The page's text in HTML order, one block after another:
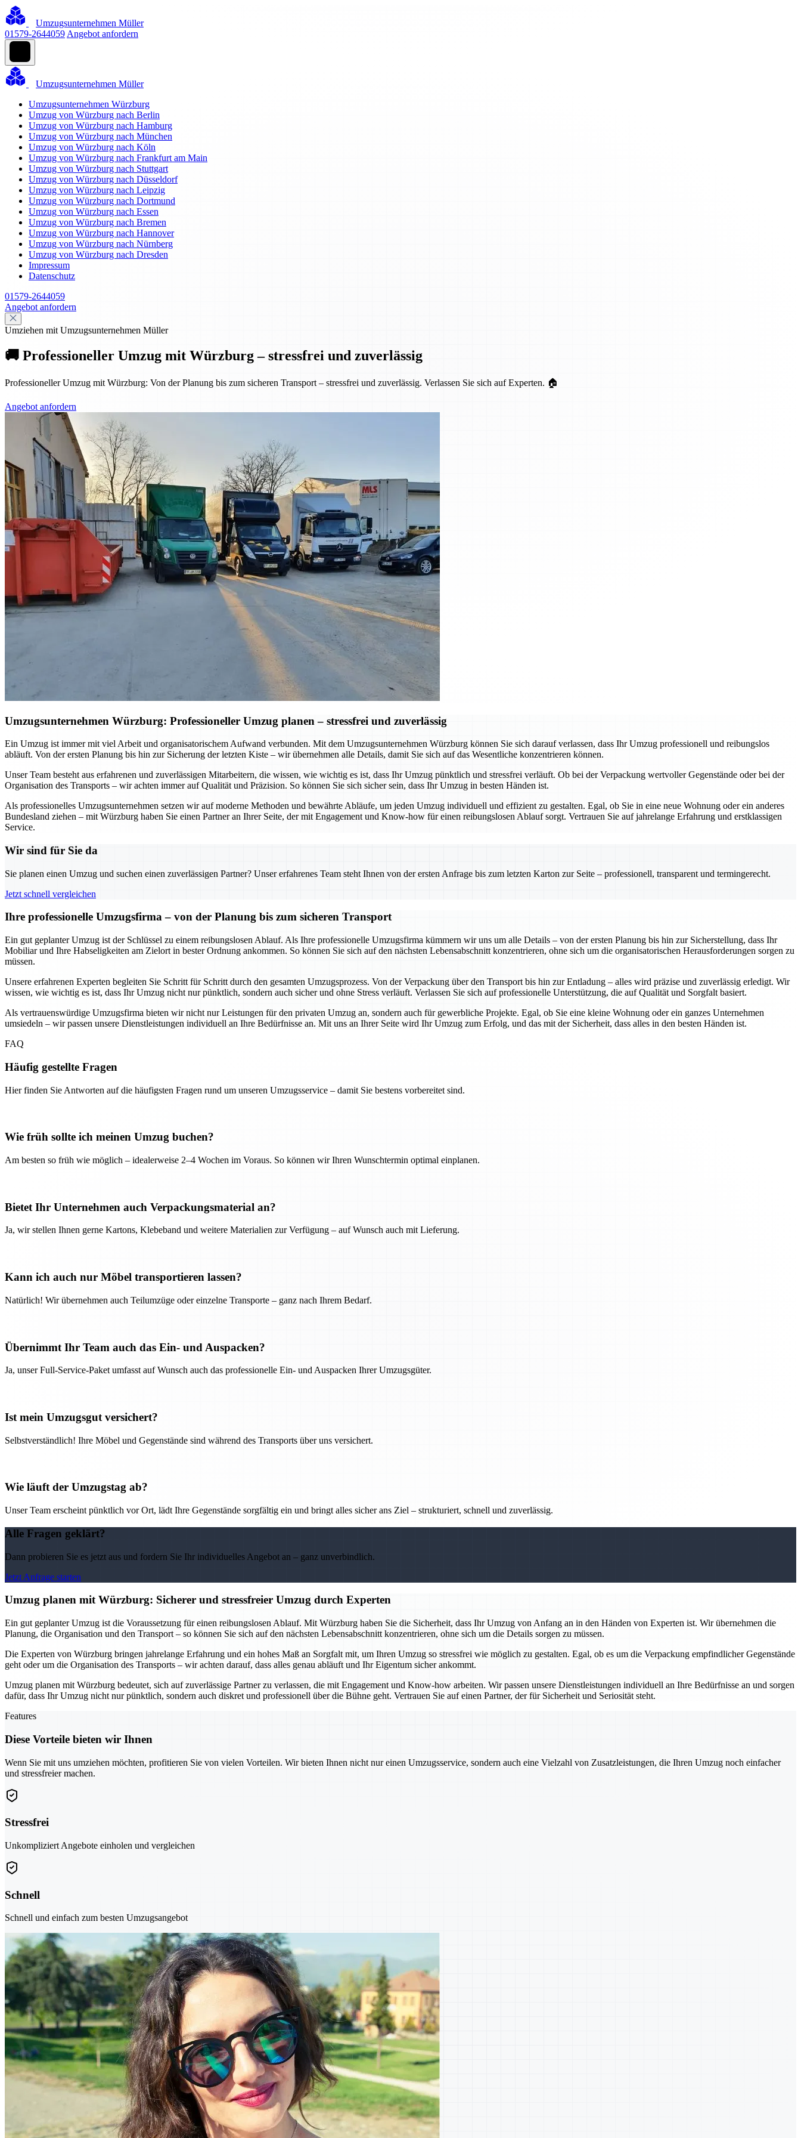
Umzugsunternehmen Müller
01579-2644059 Angebot anfordern
Umzugsunternehmen Müller
Umzugsunternehmen Würzburg
Umzug von Würzburg nach Berlin
Umzug von Würzburg nach Hamburg
Umzug von Würzburg nach München
Umzug von Würzburg nach Köln
Umzug von Würzburg nach Frankfurt am Main
Umzug von Würzburg nach Stuttgart
Umzug von Würzburg nach Düsseldorf
Umzug von Würzburg nach Leipzig
Umzug von Würzburg nach Dortmund
Umzug von Würzburg nach Essen
Umzug von Würzburg nach Bremen
Umzug von Würzburg nach Hannover
Umzug von Würzburg nach Nürnberg
Umzug von Würzburg nach Dresden
Impressum
Datenschutz
01579-2644059
Angebot anfordern
Umziehen mit Umzugsunternehmen Müller
🚚 Professioneller Umzug mit Würzburg – stressfrei und zuverlässig
Professioneller Umzug mit Würzburg: Von der Planung bis zum sicheren Transport – stressfrei und zuverlässig. Verlassen Sie sich auf Experten. 🏠
Angebot anfordern
Umzugsunternehmen Würzburg: Professioneller Umzug planen – stressfrei und zuverlässig
Ein Umzug ist immer mit viel Arbeit und organisatorischem Aufwand verbunden. Mit dem Umzugsunternehmen Würzburg können Sie sich darauf verlassen, dass Ihr Umzug professionell und reibungslos
abläuft. Von der ersten Planung bis hin zur Sicherung der letzten Kiste – wir übernehmen alle Details, damit Sie sich auf das Wesentliche konzentrieren können.
Unser Team besteht aus erfahrenen und zuverlässigen Mitarbeitern, die wissen, wie wichtig es ist, dass Ihr Umzug pünktlich und stressfrei verläuft. Ob bei der Verpackung wertvoller Gegenstände oder bei der
Organisation des Transports – wir achten immer auf Qualität und Präzision. So können Sie sich sicher sein, dass Ihr Umzug in besten Händen ist.
Als professionelles Umzugsunternehmen setzen wir auf moderne Methoden und bewährte Abläufe, um jeden Umzug individuell und effizient zu gestalten. Egal, ob Sie in eine neue Wohnung oder ein anderes
Bundesland ziehen – mit Würzburg haben Sie einen Partner an Ihrer Seite, der mit Engagement und Know-how für einen reibungslosen Ablauf sorgt. Vertrauen Sie auf jahrelange Erfahrung und erstklassigen
Service.
Wir sind für Sie da
Sie planen einen Umzug und suchen einen zuverlässigen Partner? Unser erfahrenes Team steht Ihnen von der ersten Anfrage bis zum letzten Karton zur Seite – professionell, transparent und termingerecht.
Jetzt schnell vergleichen
Ihre professionelle Umzugsfirma – von der Planung bis zum sicheren Transport
Ein gut geplanter Umzug ist der Schlüssel zu einem reibungslosen Ablauf. Als Ihre professionelle Umzugsfirma kümmern wir uns um alle Details – von der ersten Planung bis hin zur Sicherstellung, dass Ihr
Mobiliar und Ihre Habseligkeiten am Zielort in bester Ordnung ankommen. So können Sie sich auf den nächsten Lebensabschnitt konzentrieren, ohne sich um die organisatorischen Herausforderungen sorgen zu
müssen.
Unsere erfahrenen Experten begleiten Sie Schritt für Schritt durch den gesamten Umzugsprozess. Von der Verpackung über den Transport bis hin zur Entladung – alles wird präzise und zuverlässig erledigt. Wir
wissen, wie wichtig es ist, dass Ihr Umzug nicht nur pünktlich, sondern auch sicher und ohne Stress verläuft. Verlassen Sie sich auf professionelle Unterstützung, die auf Qualität und Sorgfalt basiert.
Als vertrauenswürdige Umzugsfirma bieten wir nicht nur Leistungen für den privaten Umzug an, sondern auch für gewerbliche Projekte. Egal, ob Sie eine kleine Wohnung oder ein ganzes Unternehmen
umsiedeln – wir passen unsere Dienstleistungen individuell an Ihre Bedürfnisse an. Mit uns an Ihrer Seite wird Ihr Umzug zum Erfolg, und das mit der Sicherheit, dass alles in den besten Händen ist.
FAQ
Häufig gestellte Fragen
Hier finden Sie Antworten auf die häufigsten Fragen rund um unseren Umzugsservice – damit Sie bestens vorbereitet sind.
Wie früh sollte ich meinen Umzug buchen?
Am besten so früh wie möglich – idealerweise 2–4 Wochen im Voraus. So können wir Ihren Wunschtermin optimal einplanen.
Bietet Ihr Unternehmen auch Verpackungsmaterial an?
Ja, wir stellen Ihnen gerne Kartons, Klebeband und weitere Materialien zur Verfügung – auf Wunsch auch mit Lieferung.
Kann ich auch nur Möbel transportieren lassen?
Natürlich! Wir übernehmen auch Teilumzüge oder einzelne Transporte – ganz nach Ihrem Bedarf.
Übernimmt Ihr Team auch das Ein- und Auspacken?
Ja, unser Full-Service-Paket umfasst auf Wunsch auch das professionelle Ein- und Auspacken Ihrer Umzugsgüter.
Ist mein Umzugsgut versichert?
Selbstverständlich! Ihre Möbel und Gegenstände sind während des Transports über uns versichert.
Wie läuft der Umzugstag ab?
Unser Team erscheint pünktlich vor Ort, lädt Ihre Gegenstände sorgfältig ein und bringt alles sicher ans Ziel – strukturiert, schnell und zuverlässig.
Alle Fragen geklärt?
Dann probieren Sie es jetzt aus und fordern Sie Ihr individuelles Angebot an – ganz unverbindlich.
Jetzt Anfrage starten
Umzug planen mit Würzburg: Sicherer und stressfreier Umzug durch Experten
Ein gut geplanter Umzug ist die Voraussetzung für einen reibungslosen Ablauf. Mit Würzburg haben Sie die Sicherheit, dass Ihr Umzug von Anfang an in den Händen von Experten ist. Wir übernehmen die
Planung, die Organisation und den Transport – so können Sie sich auf den nächsten Lebensabschnitt konzentrieren, ohne sich um die Details sorgen zu müssen.
Die Experten von Würzburg bringen jahrelange Erfahrung und ein hohes Maß an Sorgfalt mit, um Ihren Umzug so stressfrei wie möglich zu gestalten. Egal, ob es um die Verpackung empfindlicher Gegenstände
geht oder um die Organisation des Transports – wir achten darauf, dass alles genau abläuft und Ihr Eigentum sicher ankommt.
Umzug planen mit Würzburg bedeutet, sich auf zuverlässige Partner zu verlassen, die mit Engagement und Know-how arbeiten. Wir passen unsere Dienstleistungen individuell an Ihre Bedürfnisse an und sorgen
dafür, dass Ihr Umzug nicht nur pünktlich, sondern auch diskret und professionell über die Bühne geht. Vertrauen Sie auf einen Partner, der für Sicherheit und Seriosität steht.
Features
Diese Vorteile bieten wir Ihnen
Wenn Sie mit uns umziehen möchten, profitieren Sie von vielen Vorteilen. Wir bieten Ihnen nicht nur einen Umzugsservice, sondern auch eine Vielzahl von Zusatzleistungen, die Ihren Umzug noch einfacher
und stressfreier machen.
Stressfrei
Unkompliziert Angebote einholen und vergleichen
Schnell
Schnell und einfach zum besten Umzugsangebot